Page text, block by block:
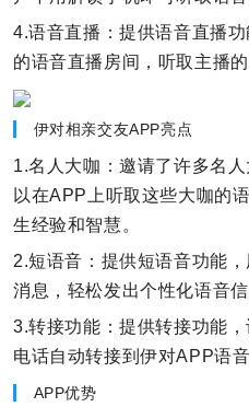
4.语音直播：提供语音直播
的语音直播房间，听取主播的
伊对相亲交友APP亮点
1.名人大咖：邀请了许多名
以在APP上听取这些大咖的
生经验和智慧。
2.短语音：提供短语音功能
消息，轻松发出个性化语音信
3.转接功能：提供转接功能
电话自动转接到伊对APP语
APP优势